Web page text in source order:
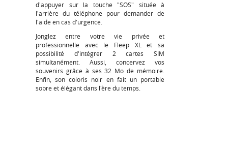
d'appuyer sur la touche "SOS" située à
l'arrière du téléphone pour demander de
l'aide en cas d'urgence.
Jonglez entre votre vie privée et
professionnelle avec le Fleep XL et sa
possibilité d'intégrer 2 cartes SIM
simultanément. Aussi, concervez vos
souvenirs grâce à ses 32 Mo de mémoire.
Enfin, son coloris noir en fait un portable
sobre et élégant dans l'ère du temps.